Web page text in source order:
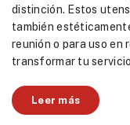
distinción. Estos
también
reunión o para uso en
transformar tu
Leer más